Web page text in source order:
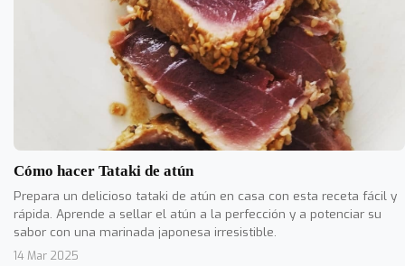
Cómo hacer Tataki de atún
Prepara un delicioso tataki de atún en casa con esta receta fácil y
rápida. Aprende a sellar el atún a la perfección y a potenciar su
sabor con una marinada japonesa irresistible.
14 Mar 2025